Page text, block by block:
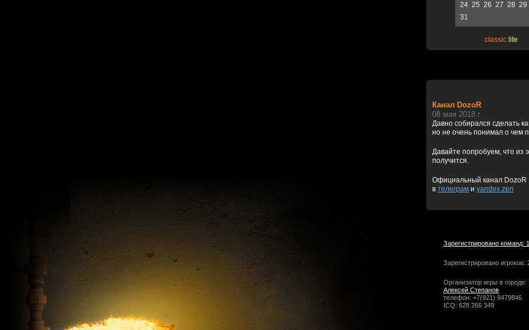
24 25 26 27 28 29
31
classic lite
Канал DozoR
08 мая 2018 г.
Давно собирался сделать
но не очень понимал о чем
Давайте попробуем, что из
получится.
Официальный канал DozoR
в телеграм и yandex.zen
Зарегистрировано команд:
Зарегистрировано игроков:
Организатор игры в городе:
Алексей Степанов
телефон: +7(921) 9479846
ICQ: 628 266 349